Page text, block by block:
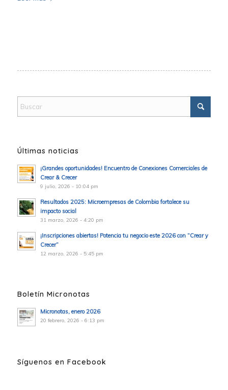
Últimas noticias
¡Grandes oportunidades! Encuentro de Conexiones Comerciales de
Crear & Crecer
9 julio, 2026 - 10:04 pm
Resultados 2025: Microempresas de Colombia fortalece su
impacto social
31 marzo, 2026 - 4:20 pm
¡Inscripciones abiertas! Potencia tu negocio este 2026 con “Crear y
Crecer”
12 marzo, 2026 - 5:45 pm
Boletín Micronotas
Micronotas, enero 2026
20 febrero, 2026 - 6:13 pm
Síguenos en Facebook